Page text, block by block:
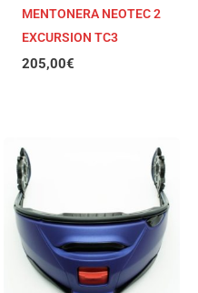
MENTONERA NEOTEC 2
EXCURSION TC3
205,00€